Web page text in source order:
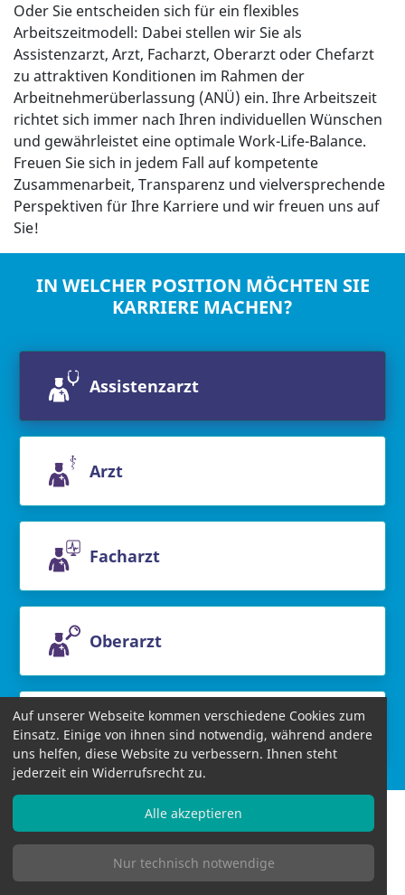
Oder Sie entscheiden sich für ein flexibles
Arbeitszeitmodell: Dabei stellen wir Sie als
Assistenzarzt, Arzt, Facharzt, Oberarzt oder Chefarzt
zu attraktiven Konditionen im Rahmen der
Arbeitnehmerüberlassung (ANÜ) ein. Ihre Arbeitszeit
richtet sich immer nach Ihren individuellen Wünschen
und gewährleistet eine optimale Work-Life-Balance.
Freuen Sie sich in jedem Fall auf kompetente
Zusammenarbeit, Transparenz und vielversprechende
Perspektiven für Ihre Karriere und wir freuen uns auf
Sie!
IN WELCHER POSITION MÖCHTEN SIE
KARRIERE MACHEN?
Assistenzarzt
Arzt
Facharzt
Oberarzt
Chefarzt
AGB Datenschutzbestimmungen
Bildnachweise
Auf unserer Webseite kommen verschiedene Cookies zum
Einsatz. Einige von ihnen sind notwendig, während andere
uns helfen, diese Website zu verbessern. Ihnen steht
jederzeit ein Widerrufsrecht zu.
Nur technisch notwendige
Alle akzeptieren